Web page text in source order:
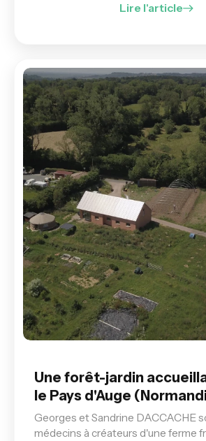
Lire l'article
Une forêt-jardin
le Pays d'Auge
Georges et Sandrine DACCACHE
médecins à créateurs d'une ferme